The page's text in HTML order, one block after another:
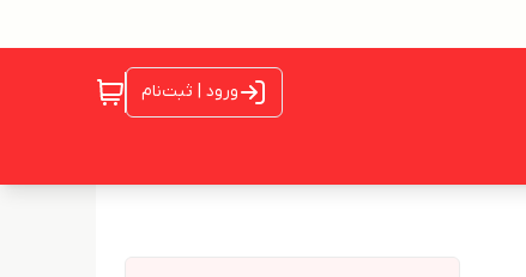
ورود | ثبت‌نام